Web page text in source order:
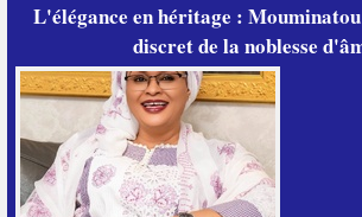
L'élégance en héritage :
discret de la noblesse